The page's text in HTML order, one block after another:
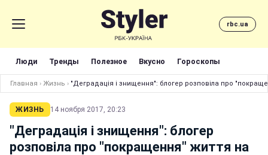
rbc.ua
Люди Тренды Полезное Вкусно Гороскопы
Главная › Жизнь › "Деградація і знищення": блогер розповіла про
ЖИЗНЬ 14 ноября 2017, 20:23
"Деградація і знищення": блогер
розповіла про "покращення" життя на